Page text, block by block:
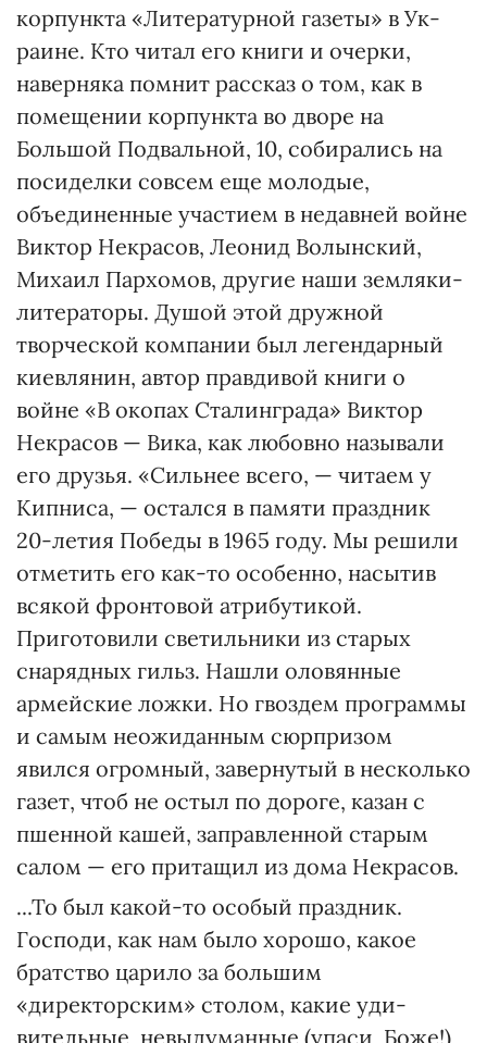
корпункта «Литературной газеты» в Ук­
раине. Кто читал его книги и очерки,
наверняка помнит рассказ о том, как в
помещении кор­пункта во дворе на
Большой Подвальной, 10, собирались на
посиделки совсем еще молодые,
объединенные участием в недавней войне
Виктор Некрасов, Леонид Во­лынский,
Михаил Пархомов, другие наши земляки-
литераторы. Душой этой дружной
творческой компании был легендарный
киевлянин, автор правдивой книги о
войне «В окопах Сталин­града» Виктор
Некрасов — Вика, как любовно называли
его друзья. «Сильнее всего, — читаем у
Кипниса, — остался в памяти праздник
20-летия Победы в 1965 году. Мы решили
отметить его как-то особенно, насытив
всякой фронтовой атрибутикой.
Приготовили светильники из ста­рых
снарядных гильз. Нашли оловянные
армейские ложки. Но гвоздем програм­мы
и самым неожиданным сюрпризом
явился огромный, завернутый в несколько
газет, чтоб не остыл по дороге, казан с
пшенной кашей, заправленной старым
салом — его притащил из дома Некрасов.
...То был какой-то особый празд­ник.
Господи, как нам было хорошо, какое
братство царило за большим
«директорским» столом, какие уди­
вительные, невыдуманные (упаси, Бо­же!)